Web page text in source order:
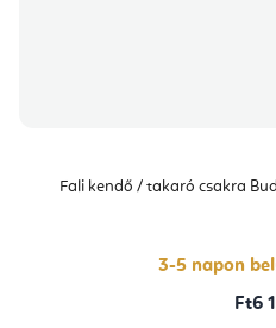
Fali kendő / takaró csakra
3-5 napon
Ft6